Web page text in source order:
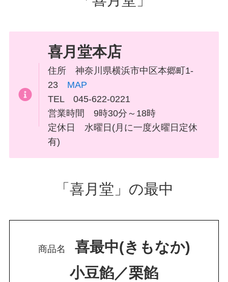
喜月堂本店
住所 神奈川県横浜市中区本郷町1-
23 MAP
TEL 045-622-0221
営業時間 9時30分～18時
定休日 ⽔曜⽇(月に一度火曜日定休
有)
「喜月堂」の最中
商品名 喜最中(きもなか)
小豆餡／栗餡